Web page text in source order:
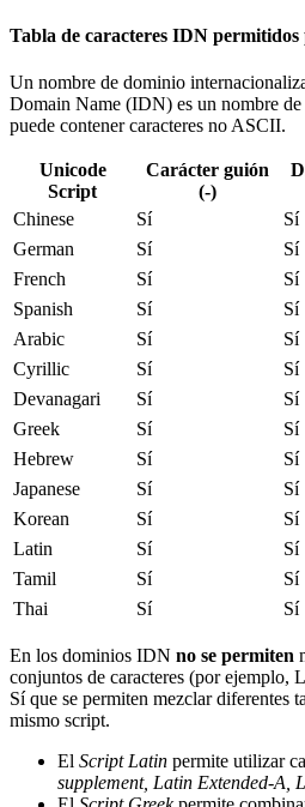
Tabla de caracteres IDN
Un nombre de dominio
Domain Name (IDN) es un nombre
puede contener caracteres no ASCII.
Unicode
Script
Carácter guión
(-)
Chinese
Sí Sí
German Sí Sí
French Sí Sí
Spanish Sí Sí
Arabic Sí Sí
Cyrillic Sí Sí
Devanagari Sí Sí
Greek Sí Sí
Hebrew Sí Sí
Japanese Sí Sí
Korean Sí Sí
Latin Sí Sí
Tamil Sí Sí
Thai Sí Sí
En los dominios IDN no se permiten
conjuntos de caracteres (por ejemplo,
Sí que se permiten mezclar diferentes
mismo script.
El Script Latin permite utilizar
supplement, Latin Extended-A,